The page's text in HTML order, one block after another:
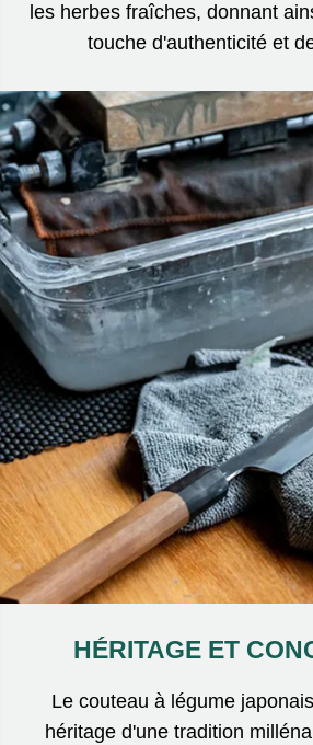
les herbes fraîches, donnant
touche d'authenticité et
HÉRITAGE ET
Le couteau à légume
héritage d'une tradition